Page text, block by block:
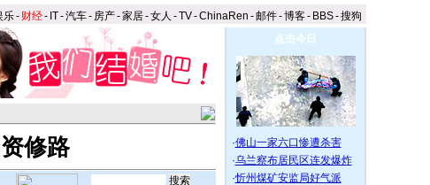
乐- 财经- IT-汽车- 房产-家居-女人 -TV-ChinaRen -邮件-博客- BBS-搜狗
修路
点击今日
·佛山一家六口惨遭杀害
·乌兰察布居民区连发爆炸
·忻州煤矿安监局好气派